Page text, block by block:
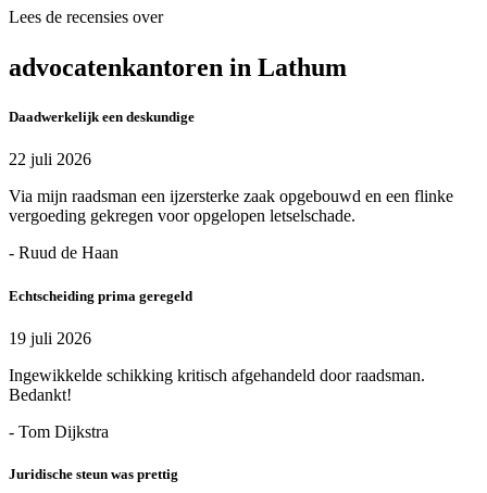
Lees de recensies over
advocatenkantoren in Lathum
Daadwerkelijk een deskundige
22 juli 2026
Via mijn raadsman een ijzersterke zaak opgebouwd en een flinke
vergoeding gekregen voor opgelopen letselschade.
- Ruud de Haan
Echtscheiding prima geregeld
19 juli 2026
Ingewikkelde schikking kritisch afgehandeld door raadsman.
Bedankt!
- Tom Dijkstra
Juridische steun was prettig